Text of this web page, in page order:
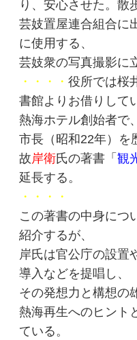
り、安心させた。散
芸妓置屋連合組合に
に使用する、
芸妓衆の写真撮影に
・・・・役所では桜
書館よりお借りして
熱海ホテル創始者で
市長（昭和22年）を
故岸衛氏の著書「観
延長する。
・・・・
この著書の中身につ
紹介するが、
岸氏は官公庁の設置
導入などを提唱し、
その発想力と構想の
熱海再生へのヒント
ている。